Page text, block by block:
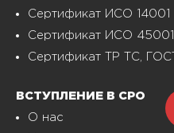
Сертификат ИСО 14001
Сертификат ИСО 45001
Сертификат ТР ТС,
ВСТУПЛЕНИЕ В СРО
О нас